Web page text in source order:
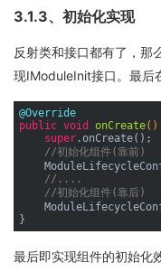
3.1.3、初始化实现
反射类和接口都有了，那
现IModuleInit接口。最后
@Override
public void onCreate()
super .onCreate();
//初始化组件(靠前)
//....
//初始化组件(靠后)
最后即实现组件的初始化